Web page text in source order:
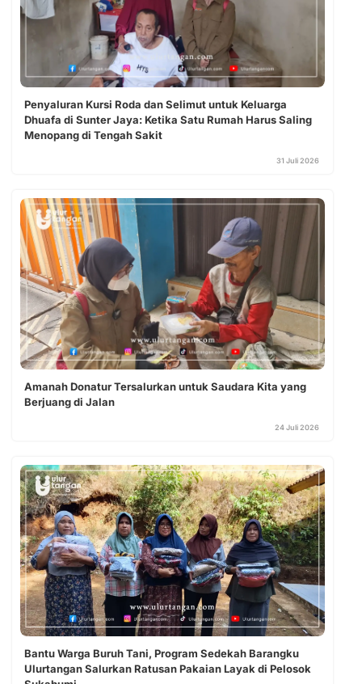
Penyaluran Kursi Roda dan Selimut untuk Keluarga
Dhuafa di Sunter Jaya: Ketika Satu Rumah Harus Saling
Menopang di Tengah Sakit
31 Juli 2026
Amanah Donatur Tersalurkan untuk Saudara Kita yang
Berjuang di Jalan
24 Juli 2026
Bantu Warga Buruh Tani, Program Sedekah Barangku
Ulurtangan Salurkan Ratusan Pakaian Layak di Pelosok